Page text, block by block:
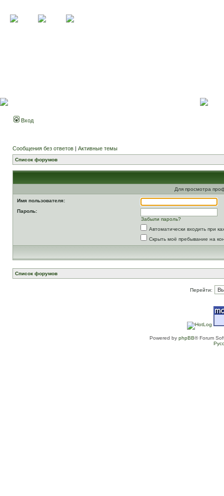
Вход
Сообщения без ответов | Активные темы
Список форумов
Для просмотра
Имя пользователя:
Пароль:
Забыли пароль?
Автоматически входить при
Скрыть моё пребывание на
Список форумов
Перейти:
Powered by phpBB® Forum